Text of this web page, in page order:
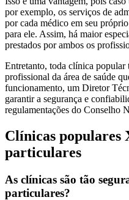
por exemplo, os serviços de
por cada médico em seu
para ele. Assim, há maior
prestados por ambos os
Entretanto, toda clínica
profissional da área de saúde
funcionamento, um Diretor
garantir a segurança e
regulamentações do Conselho
Clínicas populares
particulares
As clínicas são tão
particulares?